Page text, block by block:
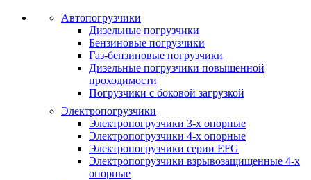
Автопогрузчики
Дизельные погрузчики
Бензиновые погрузчики
Газ-бензиновые погрузчики
Дизельные погрузчики повышенной
проходимости
Погрузчики с боковой загрузкой
Электропогрузчики
Электропогрузчики 3-х опорные
Электропогрузчики 4-х опорные
Электропогрузчики серии EFG
Электропогрузчики взрывозащищенные 4-х
опорные